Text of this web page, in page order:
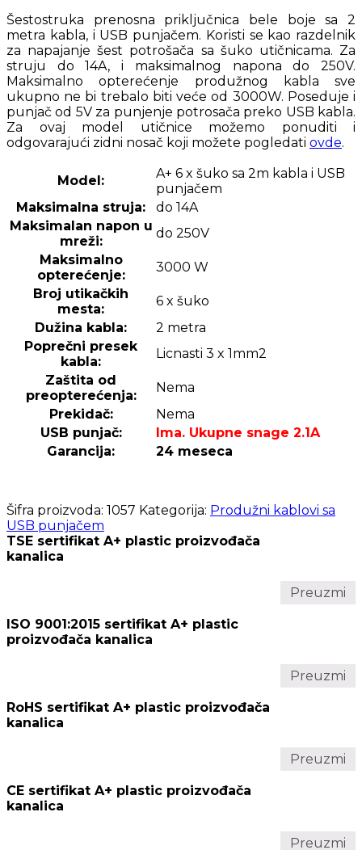
Šestostruka prenosna priključnica bele boje sa 2
metra kabla, i USB punjačem. Koristi se kao razdelnik
za napajanje šest potrošača sa šuko utičnicama. Za
struju do 14A, i maksimalnog napona do 250V.
Maksimalno opterećenje produžnog kabla sve
ukupno ne bi trebalo biti veće od 3000W. Poseduje i
punjač od 5V za punjenje potrosača preko USB kabla.
Za ovaj model utičnice možemo ponuditi i
odgovarajući zidni nosač koji možete pogledati ovde.
Model:
A+ 6 x šuko sa 2m kabla i USB
punjačem
Maksimalna struja:
do 14A
Maksimalan napon u
mreži:
do 250V
Maksimalno
opterećenje:
3000 W
Broj utikačkih
mesta:
6 x šuko
Dužina kabla:
2 metra
Poprečni presek
kabla:
Licnasti 3 x 1mm2
Zaštita od
preopterećenja:
Nema
Prekidač:
Nema
USB punjač:
Ima. Ukupne snage 2.1A
Garancija:
24 meseca
Šifra proizvoda: 1057 Kategorija: Produžni kablovi sa
USB punjačem
TSE sertifikat A+ plastic proizvođača
kanalica
Preuzmi
ISO 9001:2015 sertifikat A+ plastic
proizvođača kanalica
Preuzmi
RoHS sertifikat A+ plastic proizvođača
kanalica
Preuzmi
CE sertifikat A+ plastic proizvođača
kanalica
Preuzmi